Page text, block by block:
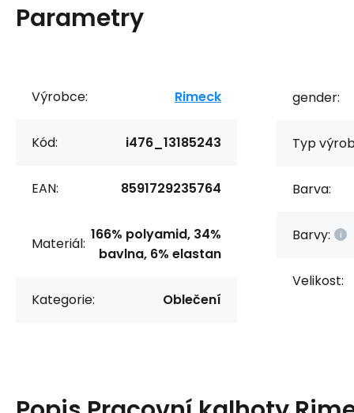
Parametry
Výrobce: Rimeck
Kód: i476_13185243
EAN: 8591729235764
Materiál:
166% polyamid, 34%
bavlna, 6% elastan
Kategorie: Oblečení
gender:
Typ
Barva:
Barvy:
Velikost: